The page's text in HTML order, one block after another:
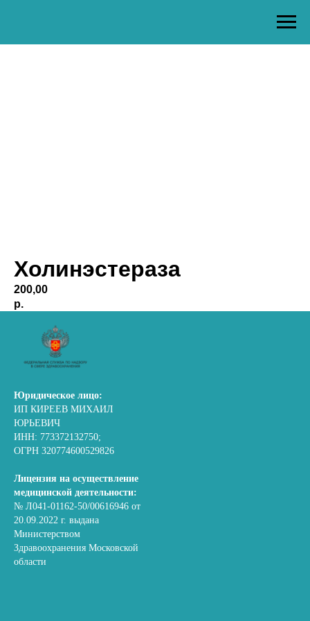
Холинэстераза
200,00
р.
Юридическое лицо:
ИП КИРЕЕВ МИХАИЛ
ЮРЬЕВИЧ
ИНН: 773372132750;
ОГРН 320774600529826
Лицензия на осуществление
медицинской деятельности:
№ Л041-01162-50/00616946 от
20.09.2022 г. выдана
Министерством
Здравоохранения Московской
области